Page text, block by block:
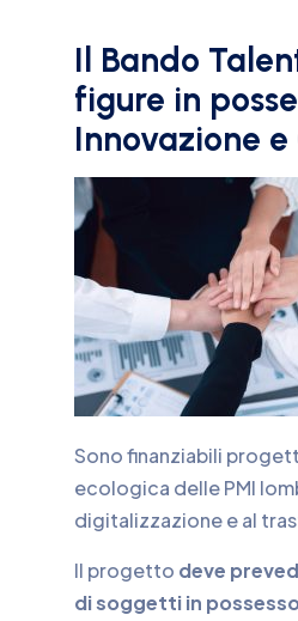
Il Bando
figure in
Innovazione e
Sono finanziabili
ecologica delle PMI
digitalizzazione e al
Il progetto deve
di soggetti in